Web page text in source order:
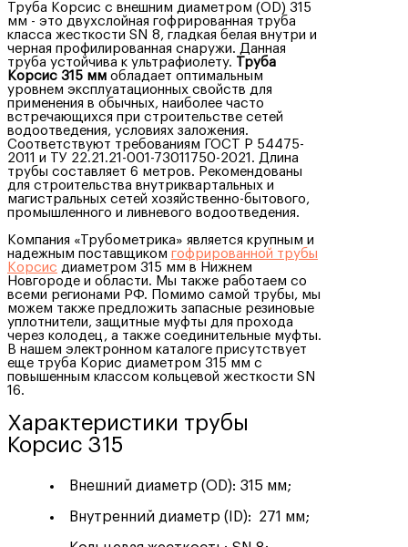
Труба Корсис с внешним диаметром (OD) 315
мм - это двухслойная гофрированная труба
класса жесткости SN 8, гладкая белая внутри и
черная профилированная снаружи. Данная
труба устойчива к ультрафиолету.
Труба
Корсис 315 мм обладает оптимальным
уровнем эксплуатационных свойств для
применения в обычных, наиболее часто
встречающихся при строительстве сетей
водоотведения, условиях заложения.
Соответствуют требованиям ГОСТ Р 54475-
2011 и ТУ 22.21.21-001-73011750-2021. Длина
трубы составляет 6 метров. Рекомендованы
для строительства внутриквартальных и
магистральных сетей хозяйственно-бытового,
промышленного и ливневого водоотведения.
Компания «Трубометрика» является крупным и
надежным поставщиком гофрированной трубы
Корсис диаметром 315 мм в Нижнем
Новгороде и области. Мы также работаем со
всеми регионами РФ. Помимо самой трубы, мы
можем также предложить запасные резиновые
уплотнители, защитные муфты для прохода
через колодец, а также соединительные муфты.
В нашем электронном каталоге присутствует
еще труба Корис диаметром 315 мм с
повышенным классом кольцевой жесткости SN
16.
Характеристики трубы
Корсис 315
Внешний диаметр (OD): 315 мм;
Внутренний диаметр (ID): 271 мм;